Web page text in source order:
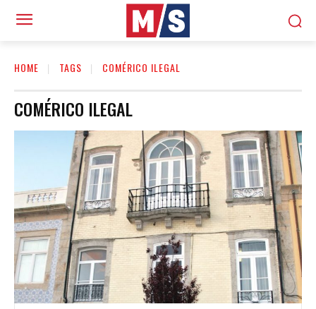
HOME TAGS COMÉRICO ILEGAL
COMÉRICO ILEGAL